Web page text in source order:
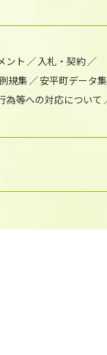
ント
入札・契約
規集
安平町データ集
為等への対応について